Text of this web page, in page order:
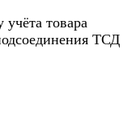
товара
ТСД